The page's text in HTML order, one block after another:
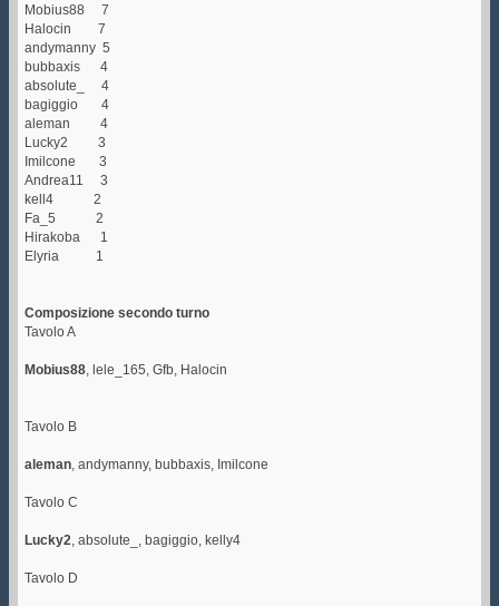
Mobius88 7
Halocin 7
andymanny 5
bubbaxis 4
absolute_ 4
bagiggio 4
aleman 4
Lucky2 3
Imilcone 3
Andrea11 3
kell4 2
Fa_5 2
Hirakoba 1
Elyria 1
Composizione secondo turno
Tavolo A
Mobius88 , lele_165, Gfb, Halocin
Tavolo B
aleman , andymanny, bubbaxis, Imilcone
Tavolo C
Lucky2 , absolute_, bagiggio, kelly4
Tavolo D